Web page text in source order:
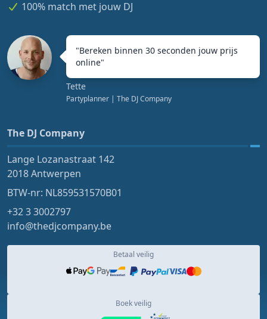
100% match met jouw DJ
"Bereken binnen 30 seconden jouw prijs
online"
Tette
Partyplanner | The DJ Company
The DJ Company
Lange Lozanastraat 142
2018 Antwerpen
BTW-nr: NL859531570B01
+32 3 3002797
info@thedjcompany.be
Betaal veilig
Boek veilig